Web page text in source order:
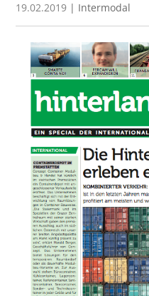
19.02.2019 | Intermodal